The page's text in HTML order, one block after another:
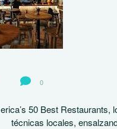
0
50 Best
técnicas locales,